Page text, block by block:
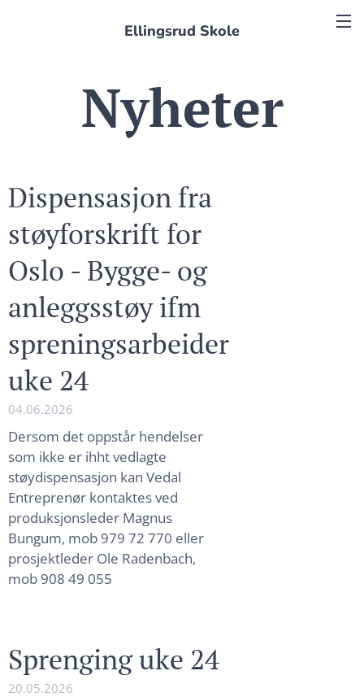
Ellingsrud Skole
Nyheter
Dispensasjon fra
støyforskrift for
Oslo - Bygge- og
anleggsstøy ifm
spreningsarbeider
uke 24
04.06.2026
Dersom det oppstår hendelser
som ikke er ihht vedlagte
støydispensasjon kan Vedal
Entreprenør kontaktes ved
produksjonsleder Magnus
Bungum, mob 979 72 770 eller
prosjektleder Ole Radenbach,
mob 908 49 055
Sprenging uke 24
20.05.2026